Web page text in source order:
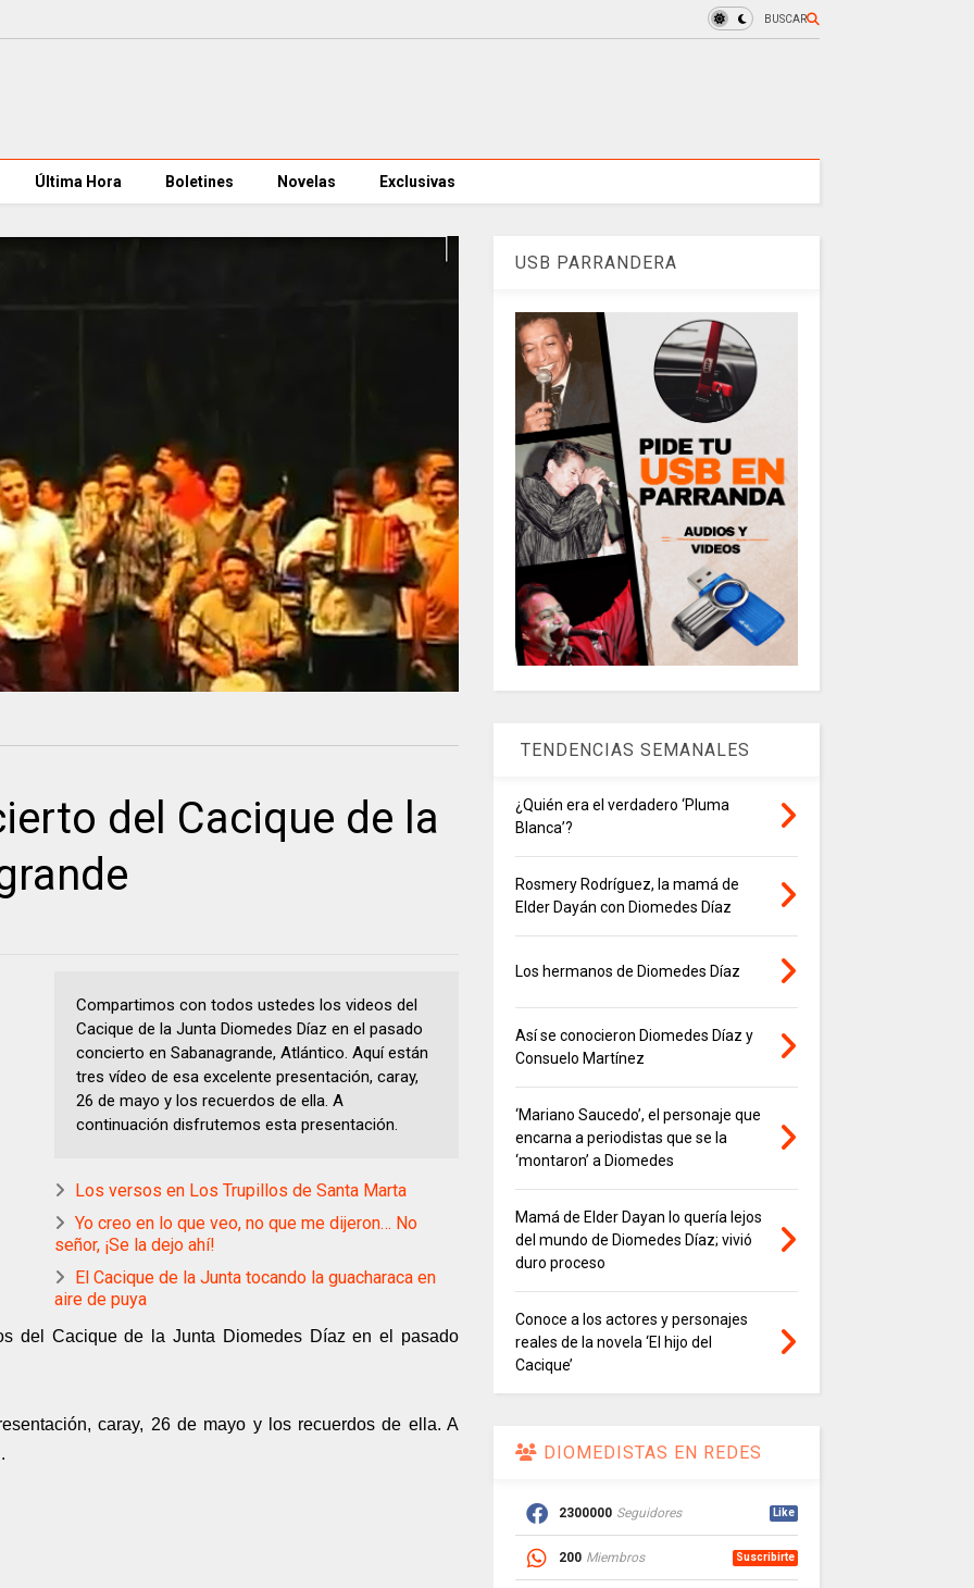
BUSCAR
Última Hora Boletines Novelas Exclusivas
del Cacique de la
Compartimos con todos ustedes los videos del
Cacique de la Junta Diomedes Díaz en el pasado
concierto en Sabanagrande, Atlántico. Aquí están
tres vídeo de esa excelente presentación, caray,
26 de mayo y los recuerdos de ella. A
continuación disfrutemos esta presentación.
Los versos en Los Trupillos de Santa Marta
Yo creo en lo que veo, no que me dijeron… No
señor, ¡Se la dejo ahí!
El Cacique de la Junta tocando la guacharaca en
aire de puya
del Cacique de la Junta Diomedes Díaz en el pasado
caray, 26 de mayo y los recuerdos de ella. A
USB PARRANDERA
TENDENCIAS SEMANALES
¿Quién era el verdadero ‘Pluma
Blanca’?
Rosmery Rodríguez, la mamá de
Elder Dayán con Diomedes Díaz
Los hermanos de Diomedes Díaz
Así se conocieron Diomedes Díaz y
Consuelo Martínez
‘Mariano Saucedo’, el personaje que
encarna a periodistas que se la
‘montaron’ a Diomedes
Mamá de Elder Dayan lo quería lejos
del mundo de Diomedes Díaz; vivió
duro proceso
Conoce a los actores y personajes
reales de la novela ‘El hijo del
Cacique’
DIOMEDISTAS EN REDES
2300000 Seguidores Like
200 Miembros Suscribirte